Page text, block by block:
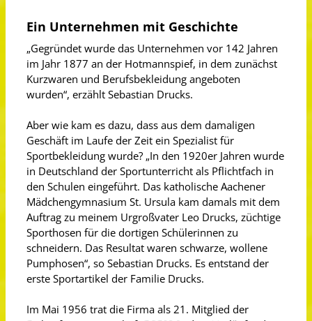
Ein Unternehmen mit Geschichte
„Gegründet wurde das Unternehmen vor 142 Jahren
im Jahr 1877 an der Hotmannspief, in dem zunächst
Kurzwaren und Berufsbekleidung angeboten
wurden“, erzählt Sebastian Drucks.
Aber wie kam es dazu, dass aus dem damaligen
Geschäft im Laufe der Zeit ein Spezialist für
Sportbekleidung wurde? „In den 1920er Jahren wurde
in Deutschland der Sportunterricht als Pflichtfach in
den Schulen eingeführt. Das katholische Aachener
Mädchengymnasium St. Ursula kam damals mit dem
Auftrag zu meinem Urgroßvater Leo Drucks, züchtige
Sporthosen für die dortigen Schülerinnen zu
schneidern. Das Resultat waren schwarze, wollene
Pumphosen“, so Sebastian Drucks. Es entstand der
erste Sportartikel der Familie Drucks.
Im Mai 1956 trat die Firma als 21. Mitglied der